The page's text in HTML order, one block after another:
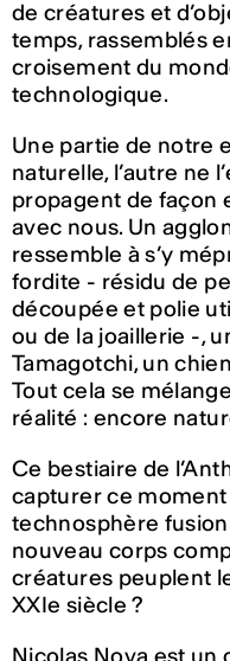
de créatures et
temps, rassemblés
croisement du
technologique.
Une partie de notre
naturelle, l’autre ne
propagent de façon
avec nous. Un
ressemble à s’y
fordite - résidu de
découpée et polie
ou de la joaillerie -,
Tamagotchi, un
Tout cela se
réalité : encore
Ce bestiaire de
capturer ce
technosphère
nouveau corps
créatures peuplent
XXIe siècle ?
Nicolas Nova est